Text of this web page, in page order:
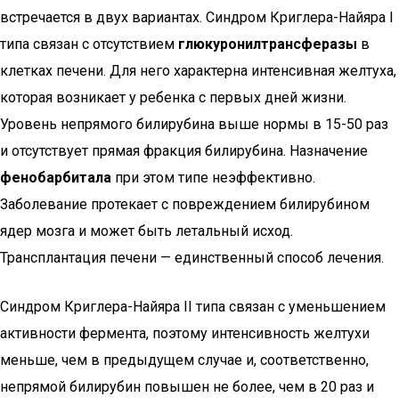
встречается в двух вариантах. Синдром Криглера-Найяра I
типа связан с отсутствием глюкуронилтрансферазы в
клетках печени. Для него характерна интенсивная желтуха,
которая возникает у ребенка с первых дней жизни.
Уровень непрямого билирубина выше нормы в 15-50 раз
и отсутствует прямая фракция билирубина. Назначение
фенобарбитала при этом типе неэффективно.
Заболевание протекает с повреждением билирубином
ядер мозга и может быть летальный исход.
Трансплантация печени — единственный способ лечения.
Синдром Криглера-Найяра II типа связан с уменьшением
активности фермента, поэтому интенсивность желтухи
меньше, чем в предыдущем случае и, соответственно,
непрямой билирубин повышен не более, чем в 20 раз и